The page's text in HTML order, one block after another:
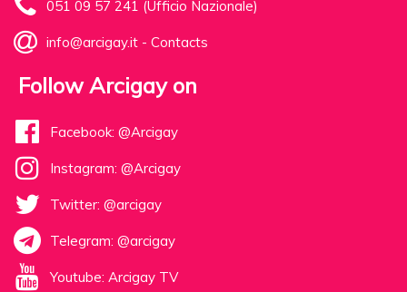
051 09 57 241 (Ufficio Nazionale)
info@arcigay.it - Contacts
Follow Arcigay on
Facebook: @Arcigay
Instagram: @Arcigay
Twitter: @arcigay
Telegram: @arcigay
Youtube: Arcigay TV